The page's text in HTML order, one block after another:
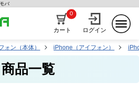
バ
カート
0
ログイン
ォン（本体） iPhone（アイフォン）
商品一覧